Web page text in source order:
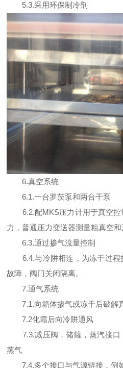
5.3.采用环保制冷剂
6.真空系统
6.1.一台罗茨泵和两台干泵
6.2.配MKS压力计用于真空控
力，普通压力变送器测量粗真空和
6.3.通过掺气流量控制
6.4.与冷阱相连，为冻干过程
故障，阀门关闭隔离。
7.通气系统
7.1.向箱体掺气或冻干后破解
7.2化霜后向冷阱通风
7.3.减压阀，储罐，蒸汽接口
蒸气
7.4.多个接口与气源链接，例